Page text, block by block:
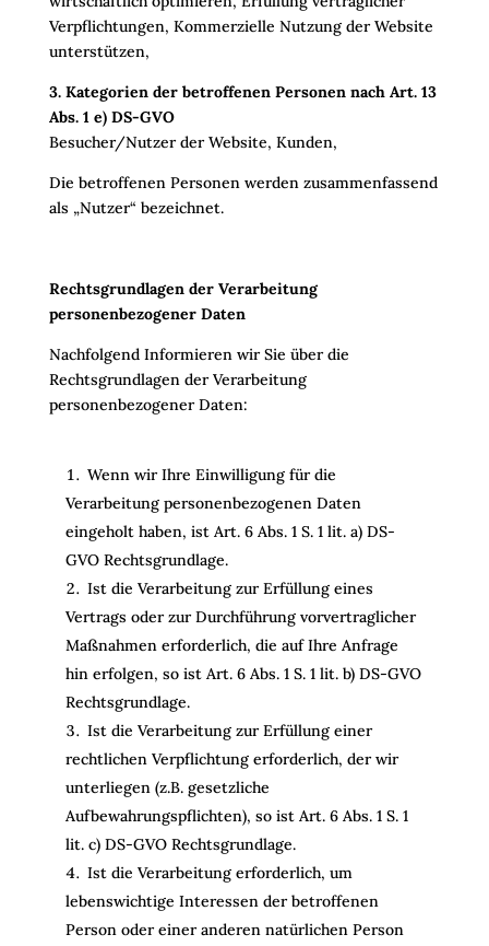
Verpflichtungen, Kommerzielle Nutzung der Website
unterstützen,
3. Kategorien der betroffenen Personen nach Art. 13
Abs. 1 e) DS-GVO
Besucher/Nutzer der Website, Kunden,
Die betroffenen Personen werden zusammenfassend
als „Nutzer“ bezeichnet.
Rechtsgrundlagen der Verarbeitung
personenbezogener Daten
Nachfolgend Informieren wir Sie über die
Rechtsgrundlagen der Verarbeitung
personenbezogener Daten:
Wenn wir Ihre Einwilligung für die
Verarbeitung personenbezogenen Daten
eingeholt haben, ist Art. 6 Abs. 1 S. 1 lit. a) DS-
GVO Rechtsgrundlage.
Ist die Verarbeitung zur Erfüllung eines
Vertrags oder zur Durchführung vorvertraglicher
Maßnahmen erforderlich, die auf Ihre Anfrage
hin erfolgen, so ist Art. 6 Abs. 1 S. 1 lit. b) DS-GVO
Rechtsgrundlage.
Ist die Verarbeitung zur Erfüllung einer
rechtlichen Verpflichtung erforderlich, der wir
unterliegen (z.B. gesetzliche
Aufbewahrungspflichten), so ist Art. 6 Abs. 1 S. 1
lit. c) DS-GVO Rechtsgrundlage.
Ist die Verarbeitung erforderlich, um
lebenswichtige Interessen der betroffenen
Person oder einer anderen natürlichen Person